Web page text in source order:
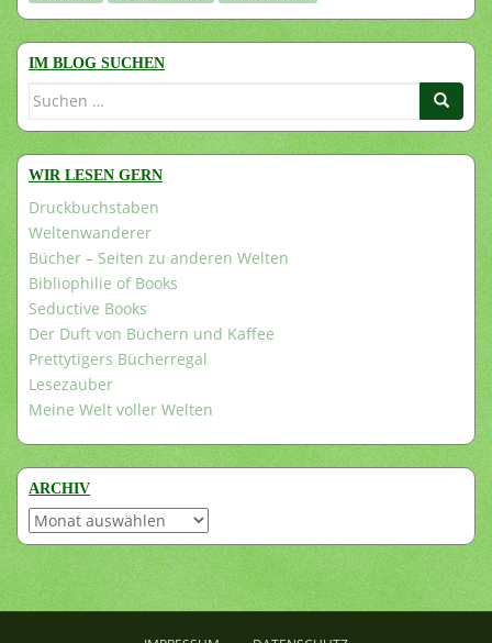
IM BLOG SUCHEN
Suchen
WIR LESEN GERN
Druckbuchstaben
Weltenwanderer
Bücher – Seiten zu anderen Welten
Bibliophilie of Books
Seductive Books
Der Duft von Büchern und Kaffee
Prettytigers Bücherregal
Lesezauber
Meine Welt voller Welten
ARCHIV
Archiv